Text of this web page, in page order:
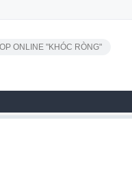
ONLINE "KHÓC RÒNG"